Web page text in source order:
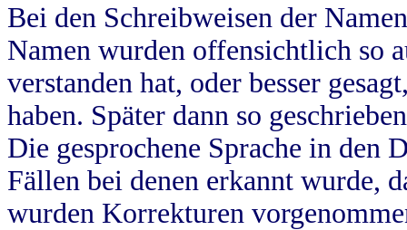
Bei den Schreibweisen der
Namen wurden offensichtlich so
verstanden hat, oder besser
haben. Später dann so
Die gesprochene Sprache in
Fällen bei denen erkannt wurde,
wurden Korrekturen